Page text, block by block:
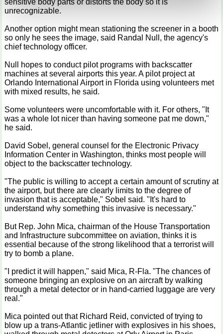
kunnen ontvangen en verwerken.
sensitive body parts or distorts the body so it is
unrecognizable.
Another option might mean stationing the screener in a booth
so only he sees the image, said Randal Null, the agency's
chief technology officer.
Null hopes to conduct pilot programs with backscatter
machines at several airports this year. A pilot project at
Orlando International Airport in Florida using volunteers met
with mixed results, he said.
Some volunteers were uncomfortable with it. For others, "It
was a whole lot nicer than having someone pat me down,"
he said.
David Sobel, general counsel for the Electronic Privacy
Information Center in Washington, thinks most people will
object to the backscatter technology.
"The public is willing to accept a certain amount of scrutiny at
the airport, but there are clearly limits to the degree of
invasion that is acceptable," Sobel said. "It's hard to
understand why something this invasive is necessary."
But Rep. John Mica, chairman of the House Transportation
and Infrastructure subcommittee on aviation, thinks it is
essential because of the strong likelihood that a terrorist will
try to bomb a plane.
"I predict it will happen," said Mica, R-Fla. "The chances of
someone bringing an explosive on an aircraft by walking
through a metal detector or in hand-carried luggage are very
real."
Mica pointed out that Richard Reid, convicted of trying to
blow up a trans-Atlantic jetliner with explosives in his shoes,